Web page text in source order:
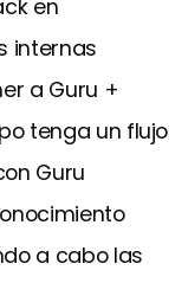
en
internas
a Guru +
tenga un flujo
Guru
a cabo las